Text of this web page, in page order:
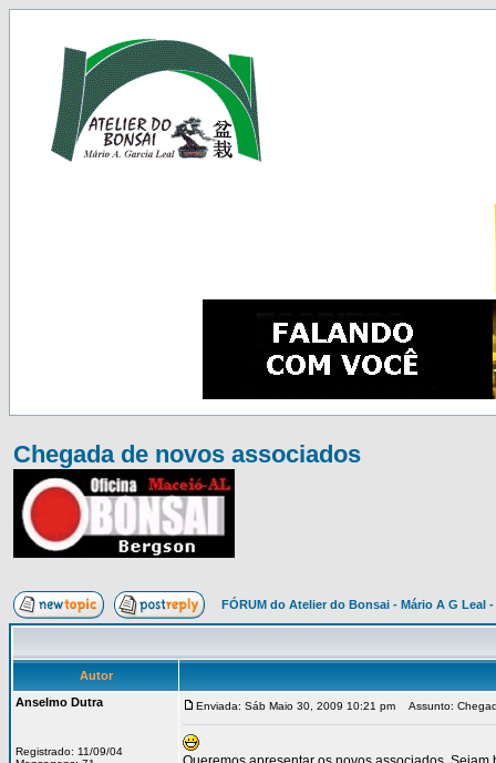
Chegada de novos associados
FÓRUM do Atelier do Bonsai - Mário A G Leal
Autor
Anselmo Dutra
Registrado: 11/09/04
Enviada: Sáb Maio 30, 2009 10:21 pm Assunto: